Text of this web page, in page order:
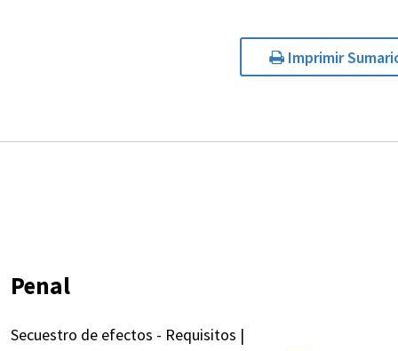
Imprimir
Penal
Secuestro de efectos - Requisitos |